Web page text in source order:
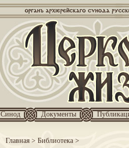
Синод Документы
Главная> Библиотека >